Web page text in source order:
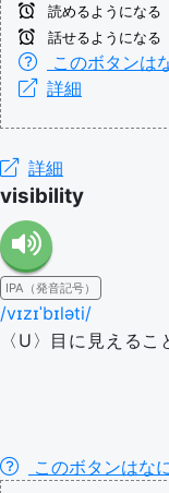
読めるようになる
話せるようになる
このボタンは
詳細
詳細
visibility
IPA（発音記号）
/vɪzɪˈbɪləti/
〈U〉目に見える
このボタンはな